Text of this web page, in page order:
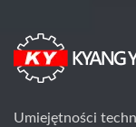
Umiejętności